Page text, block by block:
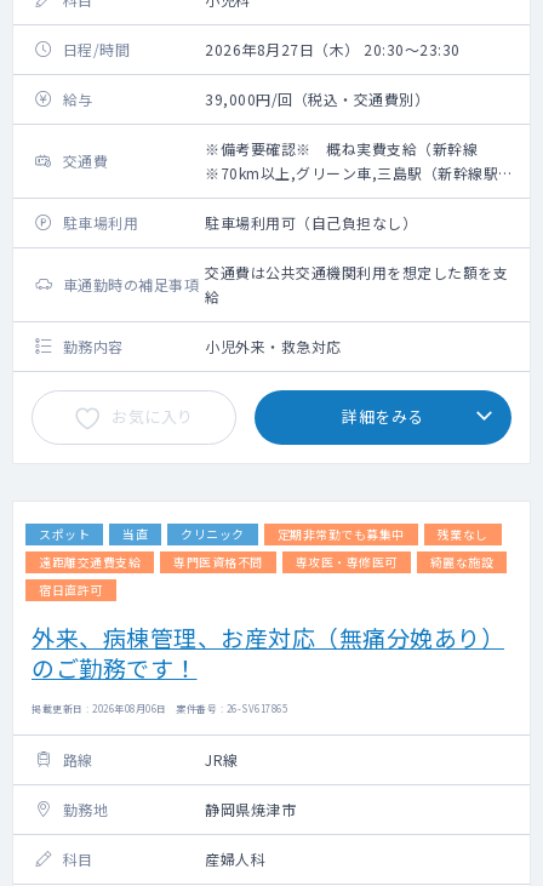
日程/時間 2026年8月27日（木） 20:30～23:30
給与 39,000円/回（税込・交通費別）
交通費
※備考要確認※ 概ね実費支給（新幹線
※70km以上,グリーン車,三島駅（新幹線駅）
からのタクシー利用可）
駐車場利用
駐車場利用可（自己負担なし）
車通勤時の補足事項
交通費は公共交通機関利用を想定した額を支
給
勤務内容 小児外来・救急対応
お気に入り 詳細をみる
スポット 当直 クリニック 定期非常勤でも募集中
残業なし
遠距離交通費支給
専門医資格不問 専攻医・専修医可
綺麗な施設
宿日直許可
外来、病棟管理、お産対応（無痛分娩あり）
のご勤務です！
掲載更新日 : 2026年08月06日 案件番号 : 26-SV617865
路線 JR線
勤務地 静岡県焼津市
科目 産婦人科